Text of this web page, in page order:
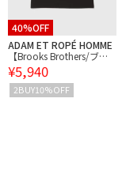
40%OFF
ADAM ET ROPÉ HOMME
【Brooks Brothers/ブル
ックスブラザーズ】BB E
MB SS TEE
¥5,940
2BUY10%OFF